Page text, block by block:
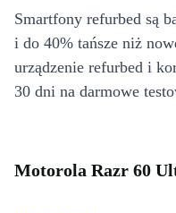
Smartfony refurbed są
i do 40% tańsze niż
urządzenie refurbed i
30 dni na darmowe
Motorola Razr 60